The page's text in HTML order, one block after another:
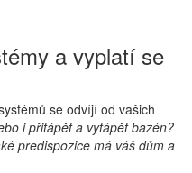
a vyplatí se
se odvíjí od vašich
i přitápět a vytápět bazén?
predispozice má váš dům a